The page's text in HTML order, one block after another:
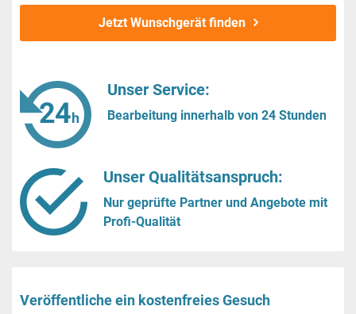
Jetzt Wunschgerät finden
Unser Service:
Bearbeitung innerhalb von 24 Stunden
Unser Qualitätsanspruch:
Nur geprüfte Partner und Angebote mit
Profi-Qualität
Veröffentliche ein kostenfreies Gesuch